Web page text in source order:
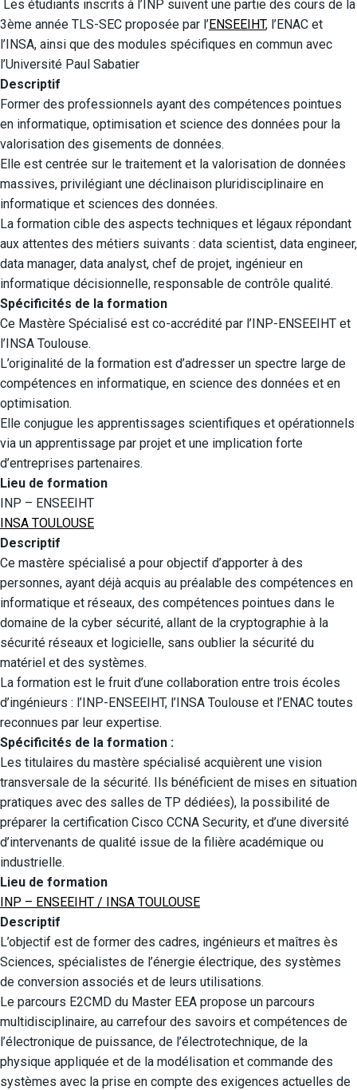
Les étudiants inscrits à l’INP suivent une partie des cours de la
3ème année TLS-SEC proposée par l’ENSEEIHT, l’ENAC et
l’INSA, ainsi que des modules spécifiques en commun avec
l’Université Paul Sabatier
Descriptif
Former des professionnels ayant des compétences pointues
en informatique, optimisation et science des données pour la
valorisation des gisements de données.
Elle est centrée sur le traitement et la valorisation de données
massives, privilégiant une déclinaison pluridisciplinaire en
informatique et sciences des données.
La formation cible des aspects techniques et légaux répondant
aux attentes des métiers suivants : data scientist, data engineer,
data manager, data analyst, chef de projet, ingénieur en
informatique décisionnelle, responsable de contrôle qualité.
Spécificités de la formation
Ce Mastère Spécialisé est co-accrédité par l’INP-ENSEEIHT et
l’INSA Toulouse.
L’originalité de la formation est d’adresser un spectre large de
compétences en informatique, en science des données et en
optimisation.
Elle conjugue les apprentissages scientifiques et opérationnels
via un apprentissage par projet et une implication forte
d’entreprises partenaires.
Lieu de formation
INP – ENSEEIHT
INSA TOULOUSE
Descriptif
Ce mastère spécialisé a pour objectif d’apporter à des
personnes, ayant déjà acquis au préalable des compétences en
informatique et réseaux, des compétences pointues dans le
domaine de la cyber sécurité, allant de la cryptographie à la
sécurité réseaux et logicielle, sans oublier la sécurité du
matériel et des systèmes.
La formation est le fruit d’une collaboration entre trois écoles
d’ingénieurs : l’INP-ENSEEIHT, l’INSA Toulouse et l’ENAC toutes
reconnues par leur expertise.
Spécificités de la formation :
Les titulaires du mastère spécialisé acquièrent une vision
transversale de la sécurité. Ils bénéficient de mises en situation
pratiques avec des salles de TP dédiées), la possibilité de
préparer la certification Cisco CCNA Security, et d’une diversité
d’intervenants de qualité issue de la filière académique ou
industrielle.
Lieu de formation
INP – ENSEEIHT / INSA TOULOUSE
Descriptif
L’objectif est de former des cadres, ingénieurs et maîtres ès
Sciences, spécialistes de l’énergie électrique, des systèmes
de conversion associés et de leurs utilisations.
Le parcours E2CMD du Master EEA propose un parcours
multidisciplinaire, au carrefour des savoirs et compétences de
l’électronique de puissance, de l’électrotechnique, de la
physique appliquée et de la modélisation et commande des
systèmes avec la prise en compte des exigences actuelles de